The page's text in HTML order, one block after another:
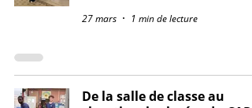
27 mars 1 min de lecture
De la salle de classe au